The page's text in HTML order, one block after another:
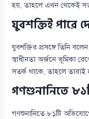
হয়, তাহলে এখন থেকেই
যুবশক্তিই পারে
যুবশক্তির প্রসঙ্গে তিনি
স্বাধীনতা অর্জনে ভূমিকা
সতর্ক থাকে, তাহলে তারাই
গণশুনানিতে
গণশুনানিতে ৮১টি